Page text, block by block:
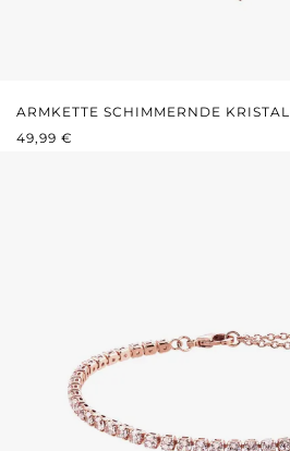
ARMKETTE SCHIMMERNDE
PRIX RÉGULIER :
49,99 €